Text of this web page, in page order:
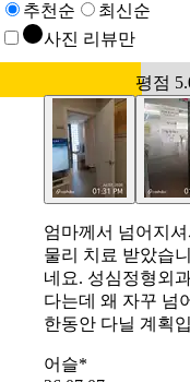
추천순
최신순
사진 리뷰만
평점
엄마께서 넘어지
물리 치료 받았습
네요. 성심정형외
다는데 왜 자꾸 넘
한동안 다닐 계획
어슬*